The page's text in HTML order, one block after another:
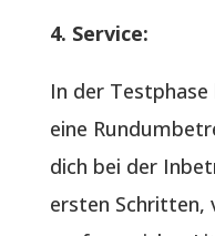
4. Service:
In der
eine
dich bei der
ersten Schritten,